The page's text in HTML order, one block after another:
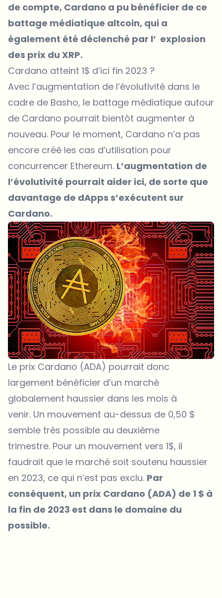
de compte, Cardano a pu bénéficier de ce
battage médiatique altcoin, qui a
également été déclenché par l’ explosion
des prix du XRP.
Cardano atteint 1$ d’ici fin 2023 ?
Avec l’augmentation de l’évolutivité dans le
cadre de Basho, le battage médiatique autour
de Cardano pourrait bientôt augmenter à
nouveau. Pour le moment, Cardano n’a pas
encore créé les cas d’utilisation pour
concurrencer Ethereum. L’augmentation de
l’évolutivité pourrait aider ici, de sorte que
davantage de dApps s’exécutent sur
Cardano.
Le prix Cardano (ADA) pourrait donc
largement bénéficier d’un marché
globalement haussier dans les mois à
venir. Un mouvement au-dessus de 0,50 $
semble très possible au deuxième
trimestre. Pour un mouvement vers 1$, il
faudrait que le marché soit soutenu haussier
en 2023, ce qui n’est pas exclu. Par
conséquent, un prix Cardano (ADA) de 1 $ à
la fin de 2023 est dans le domaine du
possible.